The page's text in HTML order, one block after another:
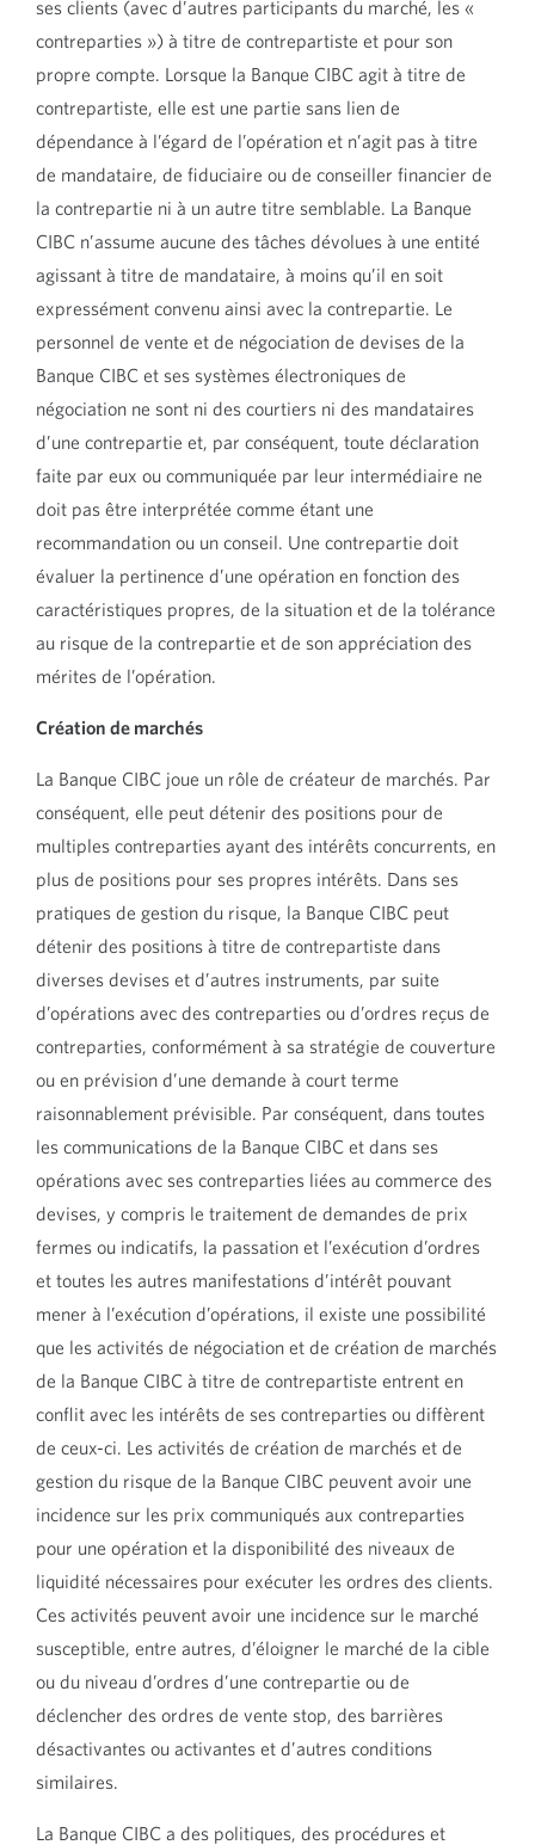
produits de revenu fixe CIBC
Déclaration Relative Aux Marchés Des
Changes CIBC
Document d’information sur la conduite
des entreprises canadiennes de
l’Association internationale des swaps et
dérivés (ISDA)
ses clients (avec d’autres participants du marché, les «
contreparties ») à titre de contrepartiste et pour son
propre compte. Lorsque la Banque CIBC agit à titre de
contrepartiste, elle est une partie sans lien de
dépendance à l’égard de l’opération et n’agit pas à titre
de mandataire, de fiduciaire ou de conseiller financier de
la contrepartie ni à un autre titre semblable. La Banque
CIBC n’assume aucune des tâches dévolues à une entité
agissant à titre de mandataire, à moins qu’il en soit
expressément convenu ainsi avec la contrepartie. Le
personnel de vente et de négociation de devises de la
Banque CIBC et ses systèmes électroniques de
négociation ne sont ni des courtiers ni des mandataires
d’une contrepartie et, par conséquent, toute déclaration
faite par eux ou communiquée par leur intermédiaire ne
doit pas être interprétée comme étant une
recommandation ou un conseil. Une contrepartie doit
évaluer la pertinence d’une opération en fonction des
caractéristiques propres, de la situation et de la tolérance
au risque de la contrepartie et de son appréciation des
mérites de l’opération.
Création de marchés
La Banque CIBC joue un rôle de créateur de marchés. Par
conséquent, elle peut détenir des positions pour de
multiples contreparties ayant des intérêts concurrents, en
plus de positions pour ses propres intérêts. Dans ses
pratiques de gestion du risque, la Banque CIBC peut
détenir des positions à titre de contrepartiste dans
diverses devises et d’autres instruments, par suite
d’opérations avec des contreparties ou d’ordres reçus de
contreparties, conformément à sa stratégie de couverture
ou en prévision d’une demande à court terme
raisonnablement prévisible. Par conséquent, dans toutes
les communications de la Banque CIBC et dans ses
opérations avec ses contreparties liées au commerce des
devises, y compris le traitement de demandes de prix
fermes ou indicatifs, la passation et l’exécution d’ordres
et toutes les autres manifestations d’intérêt pouvant
mener à l’exécution d’opérations, il existe une possibilité
que les activités de négociation et de création de marchés
de la Banque CIBC à titre de contrepartiste entrent en
conflit avec les intérêts de ses contreparties ou diffèrent
de ceux-ci. Les activités de création de marchés et de
gestion du risque de la Banque CIBC peuvent avoir une
incidence sur les prix communiqués aux contreparties
pour une opération et la disponibilité des niveaux de
liquidité nécessaires pour exécuter les ordres des clients.
Ces activités peuvent avoir une incidence sur le marché
susceptible, entre autres, d’éloigner le marché de la cible
ou du niveau d’ordres d’une contrepartie ou de
déclencher des ordres de vente stop, des barrières
désactivantes ou activantes et d’autres conditions
similaires.
La Banque CIBC a des politiques, des procédures et